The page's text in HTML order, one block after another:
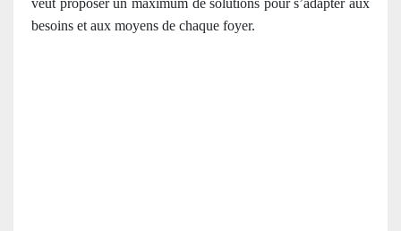
besoins et aux moyens de chaque foyer.